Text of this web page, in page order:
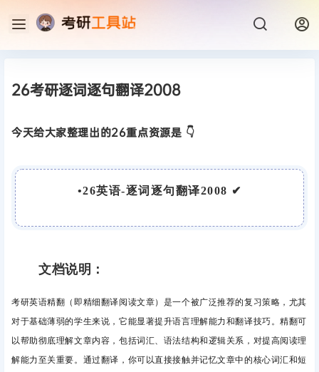
26考研逐词逐句翻译2008
今天给大家整理出的26重点资源是 👇
•26英语-逐词逐句翻译2008 ✔
文档说明：
考研英语精翻（即精细翻译阅读文章）是一个被广泛推荐的复习策略，尤其
对于基础薄弱的学生来说，它能显著提升语言理解能力和翻译技巧。精翻可
以帮助彻底理解文章内容，包括词汇、语法结构和逻辑关系，对提高阅读理
解能力至关重要。通过翻译，你可以直接接触并记忆文章中的核心词汇和短